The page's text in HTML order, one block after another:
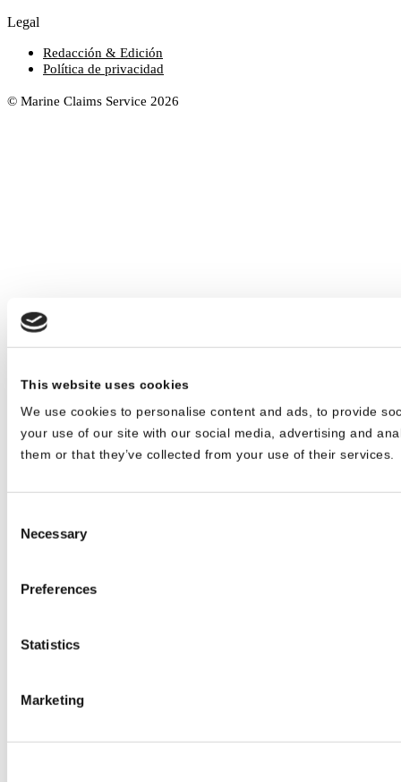
This website uses cookies
We use cookies to personalise content and ads, to provide
your use of our site with our social media, advertising and
them or that they’ve collected from your use of their services.
Selection
Necessary
Preferences
Statistics
Marketing
Legal
Redacción & Edición
Política de privacidad
© Marine Claims Service 2026